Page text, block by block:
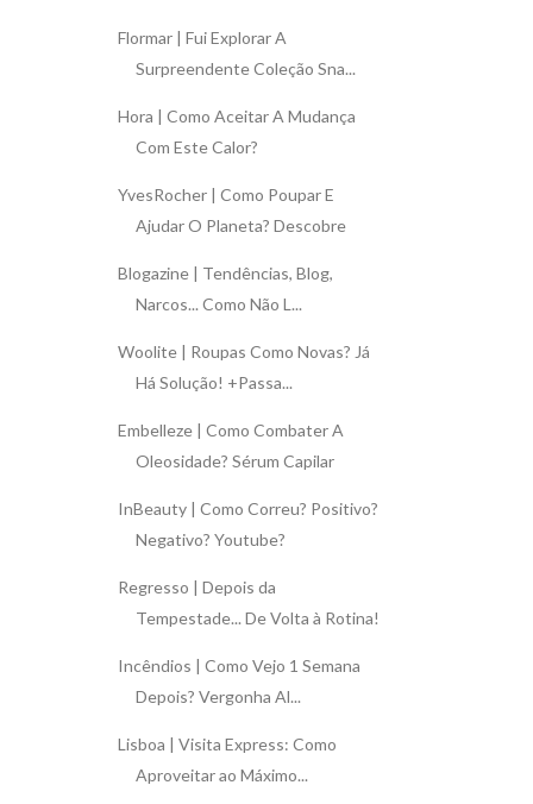
Flormar | Fui Explorar A
Surpreendente Coleção Sna...
Hora | Como Aceitar A Mudança
Com Este Calor?
YvesRocher | Como Poupar E
Ajudar O Planeta? Descobre
Blogazine | Tendências, Blog,
Narcos... Como Não L...
Woolite | Roupas Como Novas? Já
Há Solução! +Passa...
Embelleze | Como Combater A
Oleosidade? Sérum Capilar
InBeauty | Como Correu? Positivo?
Negativo? Youtube?
Regresso | Depois da
Tempestade... De Volta à Rotina!
Incêndios | Como Vejo 1 Semana
Depois? Vergonha Al...
Lisboa | Visita Express: Como
Aproveitar ao Máximo...